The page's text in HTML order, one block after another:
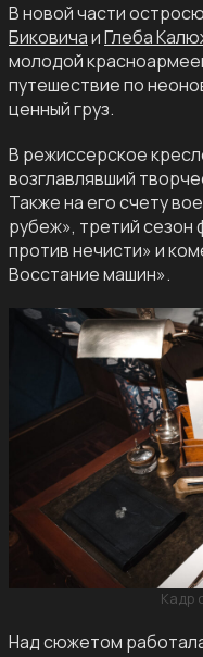
В новой части
БиковичаиГлеба
молодой
путешествие по
ценный груз.
В режиссерское
возглавлявший
Также на его счету
рубеж», третий сезон
против нечисти» и
Восстание машин».
Кадр
Над сюжетом